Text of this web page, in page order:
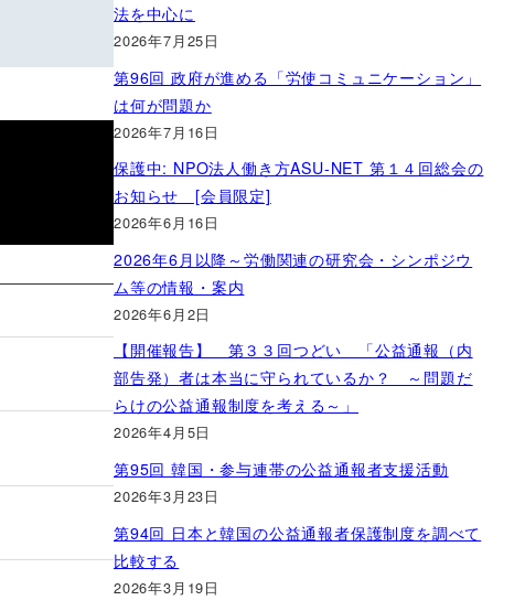
法を中心に
2026年7月25日
第96回 政府が進める「労使コミュニケーション」
は何が問題か
2026年7月16日
保護中: NPO法人働き方ASU-NET 第１４回総会の
お知らせ [会員限定]
2026年6月16日
2026年6月以降～労働関連の研究会・シンポジウ
ム等の情報・案内
2026年6月2日
【開催報告】 第３３回つどい 「公益通報（内
部告発）者は本当に守られているか？ ～問題だ
らけの公益通報制度を考える～」
2026年4月5日
第95回 韓国・参与連帯の公益通報者支援活動
2026年3月23日
第94回 日本と韓国の公益通報者保護制度を調べて
比較する
2026年3月19日